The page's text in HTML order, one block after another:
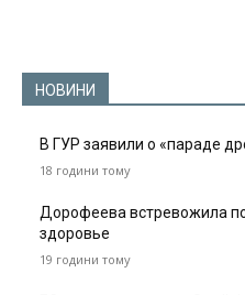
НОВИНИ
В ГУР заявили о «параде
18 години тому
Дорофеева встревожила
здоровье
19 години тому